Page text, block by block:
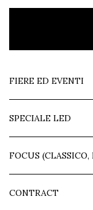
FIERE ED EVENTI
SPECIALE LED
FOCUS
CONTRACT